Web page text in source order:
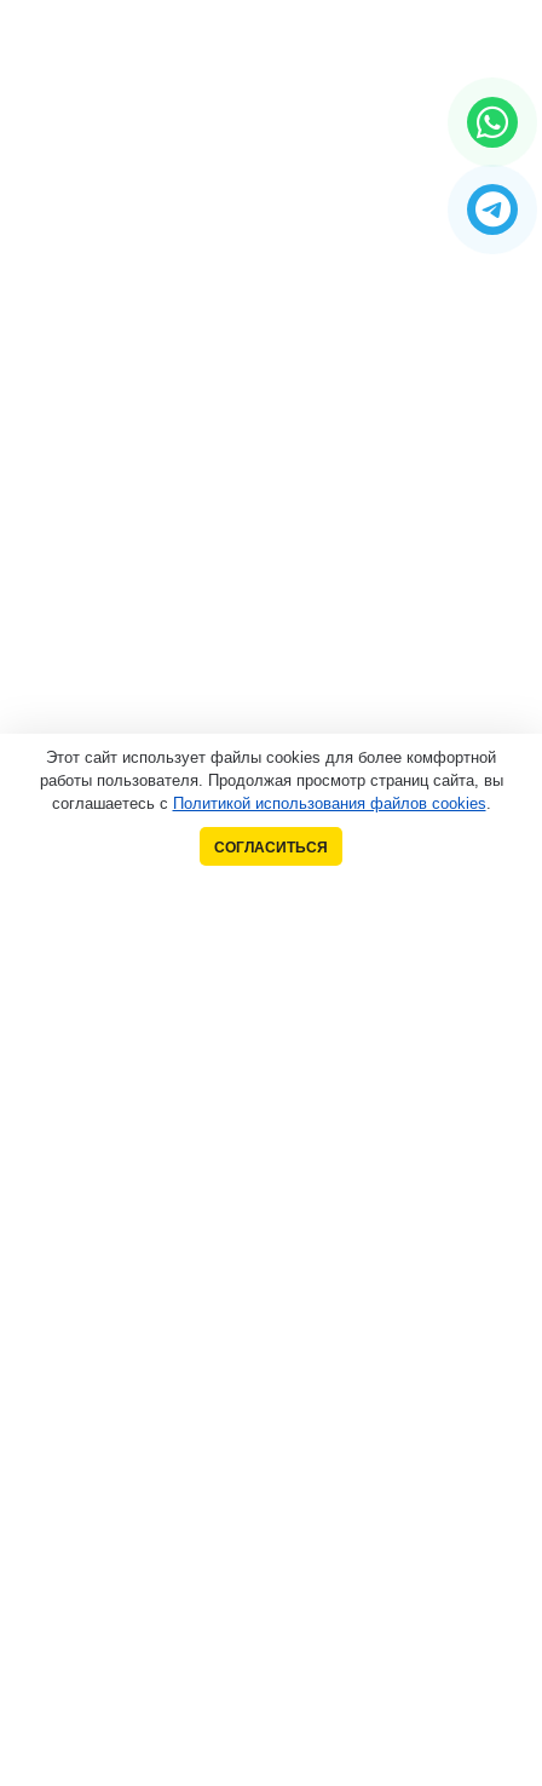
Этот сайт использует файлы cookies для более комфортной
работы пользователя. Продолжая просмотр страниц сайта, вы
соглашаетесь с Политикой использования файлов cookies.
СОГЛАСИТЬСЯ